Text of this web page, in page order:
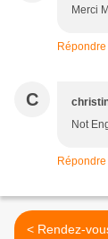
Merci
Répondre
C
Not
Répondre
< Rendez-vous du 20 avril :